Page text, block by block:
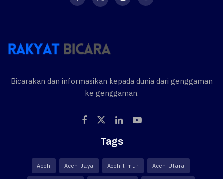
Bicarakan dan informasikan kepada dunia dari genggaman
ke genggaman.
Tags
Aceh Aceh Jaya Aceh timur Aceh Utara